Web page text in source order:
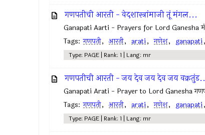
गणपतीची आरती - वेदशास्त्रांमाजी तूं मंगल...
Ganapati Aarti - Prayers for Lord Ganesha
Tags: गणपती, आरती, arati, गणेश, ganapati,
Type: PAGE | Rank: 1 | Lang: mr
गणपतीची आरती - जय देव जय देव जय
Ganapati Arati - Prayer to Lord Ganesha
Tags: गणपती, आरती, arati, गणेश, ganapati,
Type: PAGE | Rank: 1 | Lang: mr